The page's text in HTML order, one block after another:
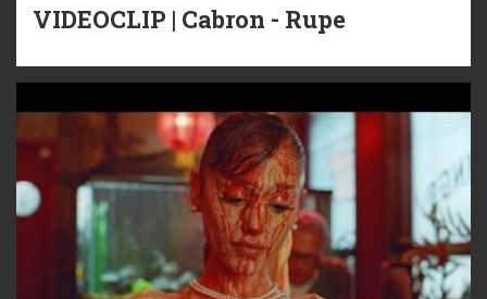
VIDEOCLIP | Cabron - Rupe